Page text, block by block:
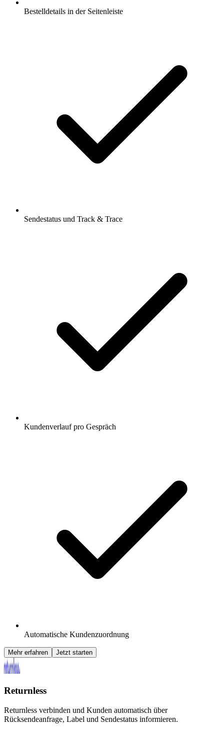
Bestelldetails in der Seitenleiste
Sendestatus und Track & Trace
Kundenverlauf pro Gespräch
Automatische Kundenzuordnung
Mehr erfahren Jetzt starten
Returnless
Returnless verbinden und Kunden automatisch über
Rücksendeanfrage, Label und Sendestatus informieren.